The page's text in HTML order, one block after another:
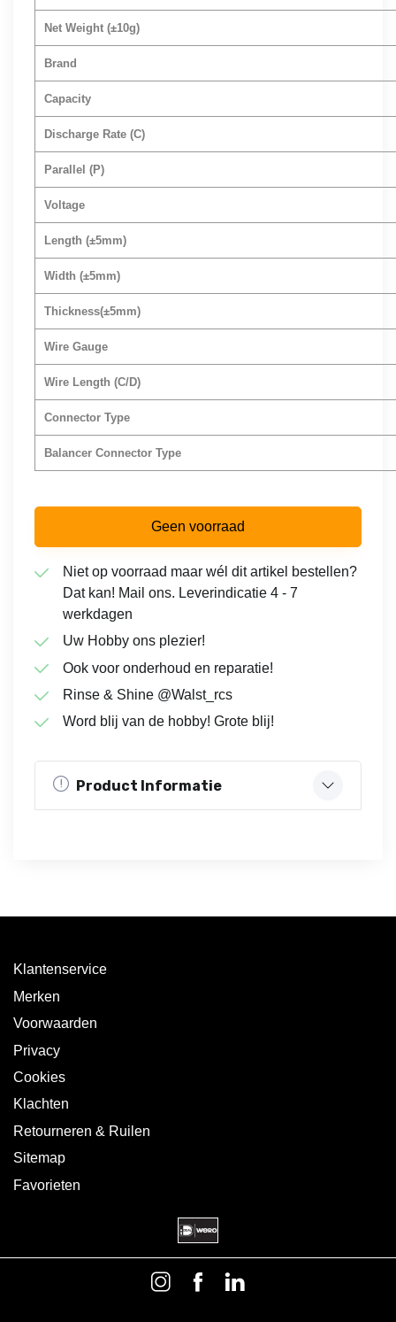
Net Weight (±10g)
Brand
Capacity
Discharge Rate (C)
Parallel (P)
Voltage
Length (±5mm)
Width (±5mm)
Thickness(±5mm)
Wire Gauge
Wire Length (C/D)
Connector Type
Balancer Connector Type
Geen voorraad
Niet op voorraad maar wél dit artikel bestellen?
Dat kan! Mail ons. Leverindicatie 4 - 7
werkdagen
Uw Hobby ons plezier!
Ook voor onderhoud en reparatie!
Rinse & Shine @Walst_rcs
Word blij van de hobby! Grote blij!
Product Informatie
Klantenservice
Merken
Voorwaarden
Privacy
Cookies
Klachten
Retourneren & Ruilen
Sitemap
Favorieten